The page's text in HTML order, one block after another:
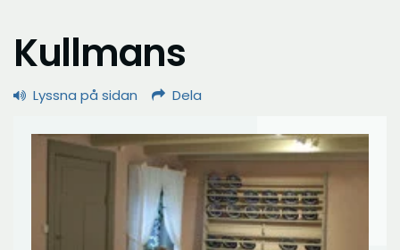
Kullmans
Lyssna på sidan Dela